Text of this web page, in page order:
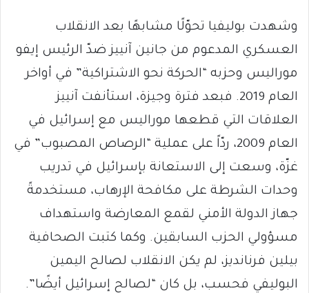
وشهدت بوليفيا تحوّلًا مشابهًا بعد الانقلاب
العسكري المدعوم من جانين آنييز ضدّ الرئيس إيفو
موراليس وحزبه “الحركة نحو الاشتراكية” في أواخر
العام 2019. فبعد فترة وجيزة، استأنفت آنييز
العلاقات التي قطعها موراليس مع إسرائيل في
العام 2009، ردّاً على عملية “الرصاص المصبوب” في
غزّة، وسعت إلى الاستعانة بإسرائيل في تدريب
وحدات الشرطة على مكافحة الإرهاب، مستخدمةً
جهاز الدولة الأمني لقمع المعارضة واستهداف
مسؤولي الحزب السابقين. وكما كتبت الصحافية
بيلين فرنانديز، لم يكن الانقلاب لصالح اليمين
البوليفي فحسب، بل كان “لصالح إسرائيل أيضًا”.